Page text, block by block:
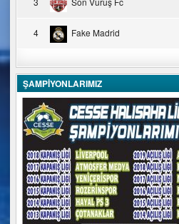
4 Fake Madrid
ŞAMPİYONLARIMIZ